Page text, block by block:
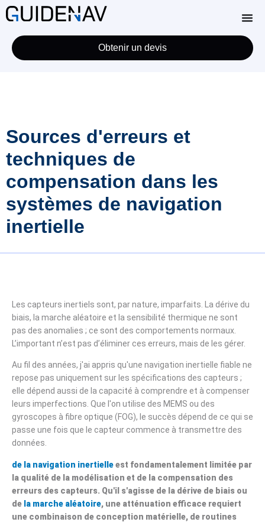
Obtenir un devis
Sources d'erreurs et
techniques de
compensation dans les
systèmes de navigation
inertielle
Les capteurs inertiels sont, par nature, imparfaits. La dérive du
biais, la marche aléatoire et la sensibilité thermique ne sont
pas des anomalies ; ce sont des comportements normaux.
L’important n’est pas d’éliminer ces erreurs, mais de les gérer.
Au fil des années, j'ai appris qu'une navigation inertielle fiable ne
repose pas uniquement sur les spécifications des capteurs ;
elle dépend aussi de la capacité à comprendre et à compenser
leurs imperfections. Que l'on utilise des MEMS ou des
gyroscopes à fibre optique (FOG), le succès dépend de ce qui se
passe une fois que le capteur commence à transmettre des
données.
de la navigation inertielleest fondamentalement limitée par
la qualité de la modélisation et de la compensation des
erreurs des capteurs. Qu'il s'agisse de la dérive de biais ou
de la marche aléatoire, une atténuation efficace requiert
une combinaison de conception matérielle, de routines